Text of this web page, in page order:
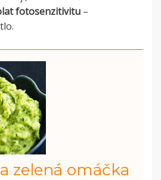
fotosenzitivitu –
zelená omáčka